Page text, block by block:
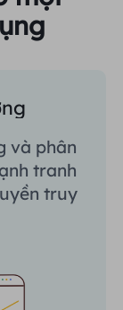
và phân
tranh
truy